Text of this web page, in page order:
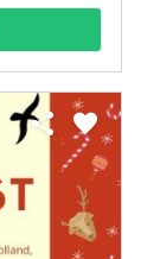
share favorite